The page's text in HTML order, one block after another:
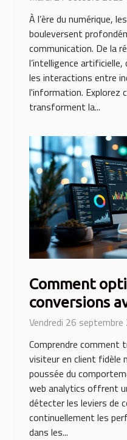
À l’ère du numérique,
bouleversent
communication. De la
l’intelligence
les interactions entre
l'information. Explorez
transforment la...
Comment
conversions
web analytics
Vendredi 26
Comprendre comment
visiteur en client fidèle
poussée du
web analytics offrent
détecter les leviers de
continuellement les
dans les...